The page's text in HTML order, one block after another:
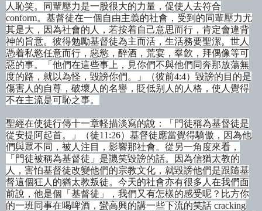
人恥笑。同輩壓力是一股很大的力量，促使人去符合
conform。基督徒在一個自由主義的社會，受到的同輩壓力尤
其是大，因為社會的人，若按着自己意思而行，肯定會違背
神的旨意。彼得勉勵基督徒為主而活，生活務要聖潔。世人
憑着私慾任意而行，惡慾，醉酒，荒宴，羣飮，拜偶像等可
惡的事。
「他們在這些事上，見你們不與他們同奔那放蕩無
度的路，就以為怪，毀謗你們。」（彼前4:4）毀謗的目的是
傷害人的自尊，破壞人的名譽，貶低别人的人格，使人覺得
不在主流是可恥之事。
聖經在使徒行傳十一章軽描淡寫的說：
「門徒稱為基督徒是
從安提阿起首。」（徒11:26）基督徒應當覺得驕傲，因為他
們與眾不同，被人注目，影響那社會。從另一角度來看，
「門徒被稱為基督徒」是譏笑毀謗的話。因為信猶太教的
人，害怕基督徒改變他們的宗教文化，就毀謗他們是跟隨基
督這個狂人的猶太教叛徒。今天的社會亦有很多人在我們面
前說，他是個「基督徒」
，我們又有怎樣的感受呢？比方你
的一班同事在喝啤酒，蠻高興的講一些下流的笑話 cracking